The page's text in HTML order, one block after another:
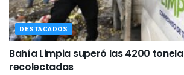
DESTACADOS
Bahía Limpia superó las 4200
recolectadas